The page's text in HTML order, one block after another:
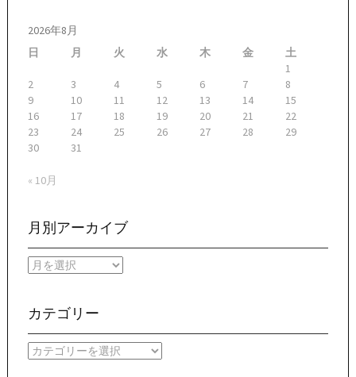
2026年8月
日
月 火 水 木 金
土
1
2
3 4 5 6 7
8
9
10 11 12 13 14
15
16
17 18 19 20 21
22
23
24 25 26 27 28
29
30
31
« 10月
月別アーカイブ
月
ー
イ
ブ
カテゴリー
カ